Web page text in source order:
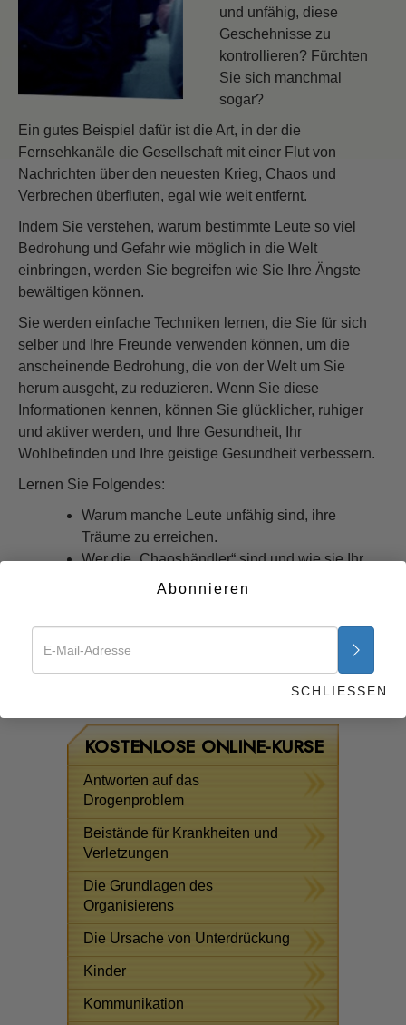
und unfähig, diese
Geschehnisse zu
kontrollieren? Fürchten
Sie sich manchmal
sogar?
Ein gutes Beispiel dafür ist die Art, in der die
Fernsehkanäle die Gesellschaft mit einer Flut von
Nachrichten über den neuesten Krieg, Chaos und
Verbrechen überfluten, egal wie weit entfernt.
Indem Sie verstehen, warum bestimmte Leute so viel
Bedrohung und Gefahr wie möglich in die Welt
einbringen, werden Sie begreifen wie Sie Ihre Ängste
bewältigen können.
Sie werden einfache Techniken lernen, die Sie für sich
selber und Ihre Freunde verwenden können, um die
anscheinende Bedrohung, die von der Welt um Sie
herum ausgeht, zu reduzieren. Wenn Sie diese
Informationen kennen, können Sie glücklicher, ruhiger
und aktiver werden, und Ihre Gesundheit, Ihr
Wohlbefinden und Ihre geistige Gesundheit verbessern.
Lernen Sie Folgendes:
Warum manche Leute unfähig sind, ihre
Träume zu erreichen.
Wer die „Chaoshändler“ sind und wie sie Ihr
Leben negativ beeinflussen.
zu überwinden.
Warum etwas, das die Umgebung beruhigt,
KOSTENLOSE ONLINE-KURSE
Antworten auf das
Drogenproblem
Beistände für Krankheiten und
Verletzungen
Die Grundlagen des
Organisierens
Die Ursache von Unterdrückung
Kinder
Kommunikation
Abonnieren
SCHLIESSEN